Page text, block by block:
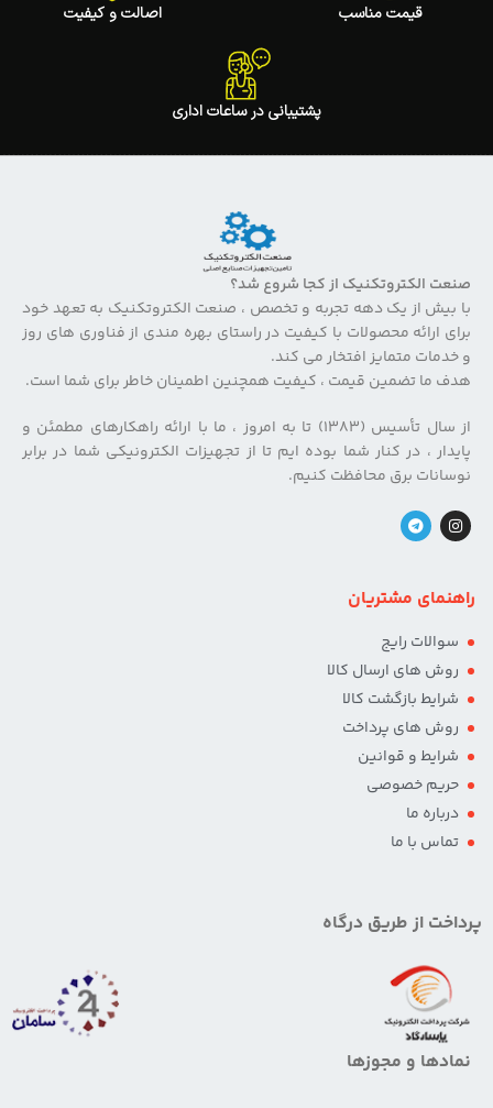
قیمت مناسب اصالت و کیفیت
پشتیبانی در ساعات اداری
صنعت الکتروتکنیک از کجا شروع شد؟
با بیش از یک دهه تجربه و تخصص ، صنعت الکتروتکنیک به تعهد خود
برای ارائه محصولات با کیفیت در راستای بهره مندی از فناوری های روز
و خدمات متمایز افتخار می کند.
هدف ما تضمین قیمت ، کیفیت همچنین اطمینان خاطر برای شما است.
از سال تأسیس (۱۳۸۳) تا به امروز ، ما با ارائه راهکارهای مطمئن و
پایدار ، در کنار شما بوده ایم تا از تجهیزات الکترونیکی شما در برابر
نوسانات برق محافظت کنیم.
راهنمای مشتریان
سوالات رایج
روش های ارسال کالا
شرایط بازگشت کالا
روش های پرداخت
شرایط و قوانین
حریم خصوصی
درباره ما
تماس با ما
پرداخت از طریق درگاه
نمادها و مجوزها